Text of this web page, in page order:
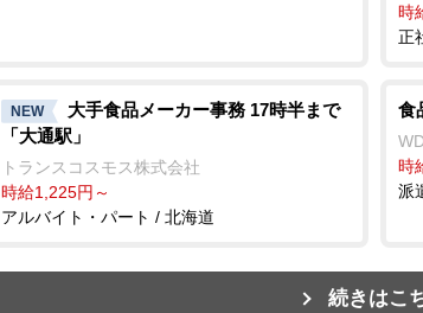
時
正
NEW
大手食品メーカー事務 17時半まで
「大通駅」
トランスコスモス株式会社
時給1,225円～
アルバイト・パート / 北海道
食
時
派
続きはこ